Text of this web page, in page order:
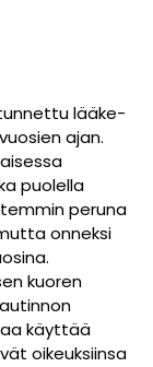
lääke-
ajan.
puolella
peruna
onneksi
kuoren
käyttää
oikeuksiinsa